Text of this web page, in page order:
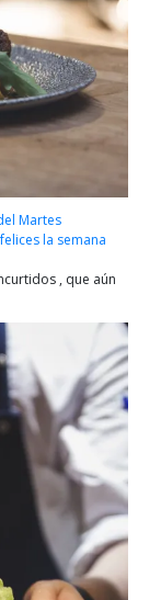
Martes
la semana
, que aún